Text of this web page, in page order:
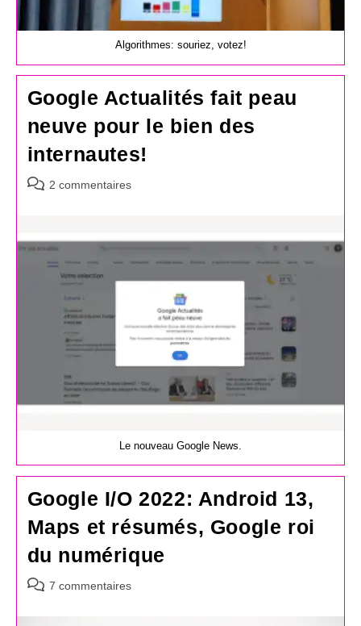
Algorithmes: souriez, votez!
Google Actualités fait peau
neuve pour le bien des
internautes!
Commentaires
2 commentaires
Le nouveau Google News.
Google I/O 2022: Android 13,
Maps et résumés, Google roi
du numérique
Commentaires
la
7 commentaires